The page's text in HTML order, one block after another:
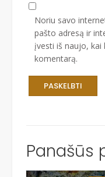
Noriu savo
pašto adresą ir
įvesti iš naujo, kai
komentarą.
Panašūs